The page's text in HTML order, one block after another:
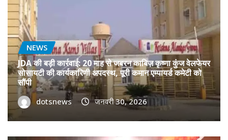
NEWS
JDA की बड़ी कार्रवाई: 20 माह से जबरन काबिज़ कृष्णा कुंज वेलफेयर
सोसायटी की कार्यकारिणी अपदस्थ, पूरी कमान एम्पायर्ड कमेटी को
सौंपी
dotsnews जनवरी 30, 2026